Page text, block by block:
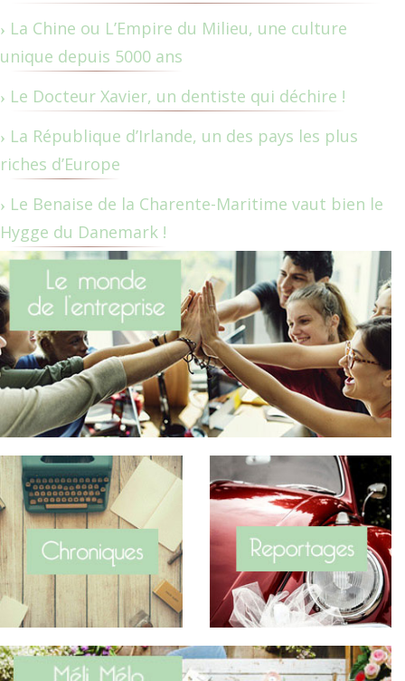
La Chine ou L’Empire du Milieu, une culture
unique depuis 5000 ans
Le Docteur Xavier, un dentiste qui déchire !
La République d’Irlande, un des pays les plus
riches d’Europe
Le Benaise de la Charente-Maritime vaut bien le
Hygge du Danemark !